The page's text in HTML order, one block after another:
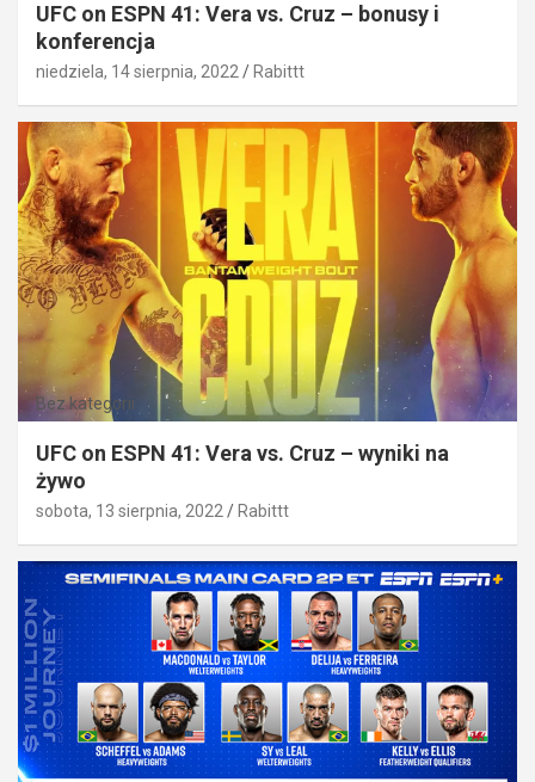
UFC on ESPN 41: Vera vs. Cruz – bonusy i
konferencja
niedziela, 14 sierpnia, 2022 Rabittt
Bez kategorii
UFC on ESPN 41: Vera vs. Cruz – wyniki na
żywo
sobota, 13 sierpnia, 2022 Rabittt